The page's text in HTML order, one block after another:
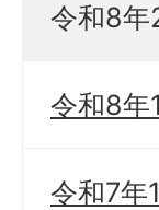
令和8年
令和8年
令和7年